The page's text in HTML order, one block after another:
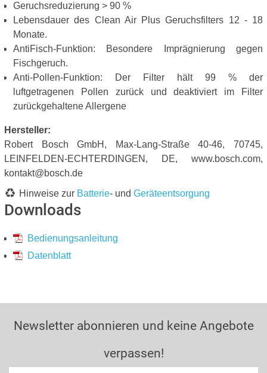
Geruchsreduzierung > 90 %
Lebensdauer des Clean Air Plus Geruchsfilters 12 - 18
Monate.
AntiFisch-Funktion: Besondere Imprägnierung gegen
Fischgeruch.
Anti-Pollen-Funktion: Der Filter hält 99 % der
luftgetragenen Pollen zurück und deaktiviert im Filter
zurückgehaltene Allergene
Hersteller:
Robert Bosch GmbH, Max-Lang-Straße 40-46, 70745,
LEINFELDEN-ECHTERDINGEN, DE, www.bosch.com,
kontakt@bosch.de
Hinweise zur Batterie- und Geräteentsorgung
Downloads
Bedienungsanleitung
Datenblatt
Newsletter abonnieren und keine Angebote
verpassen!